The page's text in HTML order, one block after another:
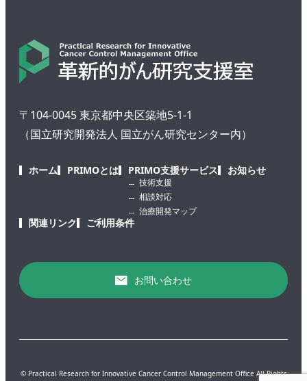
〒104-0045 東京都中央区築地5-1-1
（国立研究開発法人 国立がん研究センター内）
ホーム PRIMOとは PRIMO支援サービス
技術支援
相談対応
治療開発マップ
お知らせ
関連リンク ご利用条件
お問い合わせ
© Practical Research for Innovative Cancer Control Management Office All Rights